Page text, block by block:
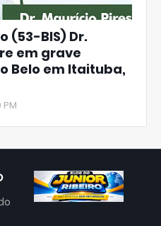
(53-BIS) Dr.
em grave
Belo em Itaituba,
PM